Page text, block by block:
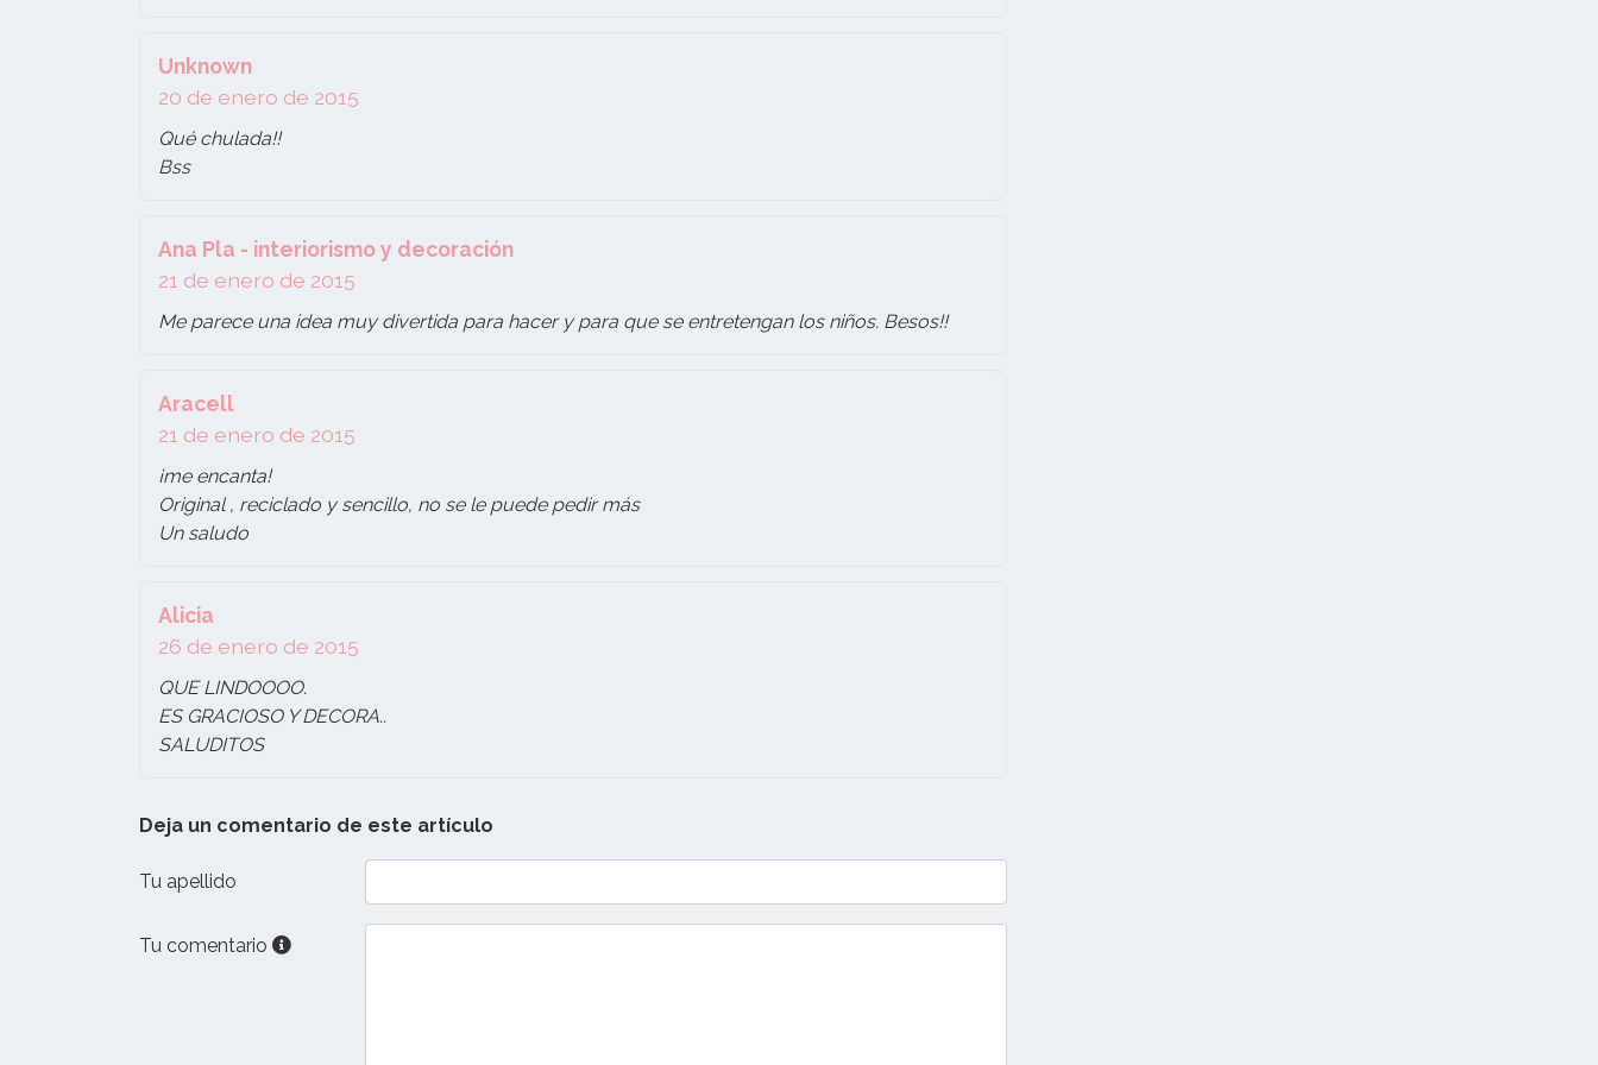
Unknown
20 de enero de 2015
Qué chulada!!
Bss
Ana Pla - interiorismo y decoración
21 de enero de 2015
Me parece una idea muy divertida para hacer y para que se entretengan los niños. Besos!!
Aracell
21 de enero de 2015
¡me encanta!
Original , reciclado y sencillo, no se le puede pedir más
Un saludo
Alicia
26 de enero de 2015
QUE LINDOOOO.
ES GRACIOSO Y DECORA..
SALUDITOS
Deja un comentario de este artículo
Tu apellido
Tu comentario